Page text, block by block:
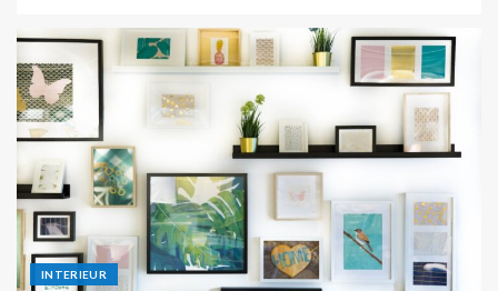
INTERIEUR